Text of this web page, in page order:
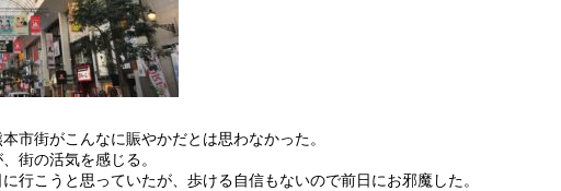
市街がこんなに賑やかだとは思わなかった。
街の活気を感じる。
行こうと思っていたが、歩ける自信もないので前日にお邪魔した。